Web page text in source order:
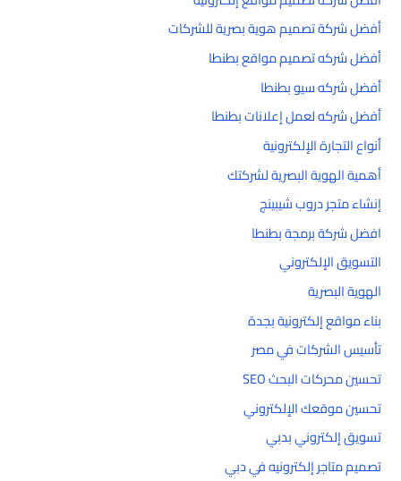
أفضل شركة تصميم هوية بصرية للشركات
أفضل شركه تصميم مواقع بطنطا
أفضل شركه سيو بطنطا
أفضل شركه لعمل إعلانات بطنطا
أنواع التجارة الإلكترونية
أهمية الهوية البصرية لشركتك
إنشاء متجر دروب شيبينج
افضل شركة برمجة بطنطا
التسويق الإلكتروني
الهوية البصرية
بناء مواقع إلكترونية بجدة
تأسيس الشركات في مصر
تحسين محركات البحث SEO
تحسين موقعك الإلكتروني
تسويق إلكتروني بدبي
تصميم متاجر إلكترونيه في دبي